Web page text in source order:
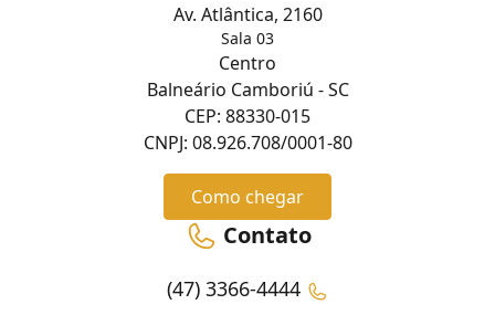
Av. Atlântica, 2160
Sala 03
Centro
Balneário Camboriú - SC
CEP: 88330-015
CNPJ: 08.926.708/0001-80
Como chegar
Contato
(47) 3366-4444